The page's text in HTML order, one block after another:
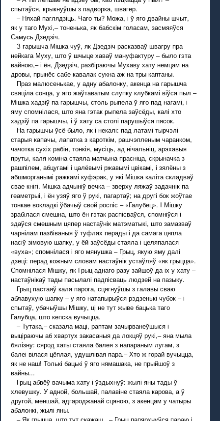
спытаўся, крыкнуўшы з падворка, швагер.
– Няхай паглядзіць. Чаго ты? Можа, і ў яго двайны шчыт,
як у таго Мухі,– тоненька, як бабскім голасам, засмяяўся
Самусь Дзедзіч.
З гарышча Мішка чуў, як Дзедзіч расказваў швагру пра
нейкага Муху, што ў шчыце хаваў мануфактуру – было гэта
вайною,– і ён, Дзедзіч, разбіраючы Мухаву хату немцам на
дровы, прынёс сабе кавалак сукна аж на тры каптаны.
Праз малюсенькае, у адну абалонку, акенца на гарышча
свяціла сонца, у яго жаўтаватым слупку клубкамі віўся пыл –
Мішка хадзіў па гарышчы, столь рыпела ў яго пад нагамі, і
яму спомнілася, што яна гэтак рыпела заўсёды, калі хто
хадзіў па гарышчы, і ў хату са столі парушыўся пясок.
На гарышчы ўсё было, як і некалі: пад латамі тырчэлі
старыя капачы, лапатка з кароткім, рашчэпленым чаранком,
чачотка сухіх рабін, тонкія, мусіць, ад нічальніц, арэхавыя
пруты, каля коміна стаяла матчына прасніца, скрыначка з
рашпілем, абцугамі і цалёвымі ржавымі цвікамі, і зялёны з
абшморганымі ражкамі куфэрак, у які Мішка каліта складваў
свае кнігі. Мішка адчыніў вечка – зверху ляжаў задачнік па
геаметрыі, і ён узяў яго ў рукі, пагартаў; на другі бок жоўтае
тонкае вокладкі ўбачыў свой роспіс – «Галубец». I Мішку
зрабілася смешна, што ён гэтак распісваўся, спомніўся і
здаўся смешным цяпер настаўнік матэматыкі, што замазваў
чарнілам пазбіваныя ў туфлях перады і да самага цяпла
насіў зімовую шапку, у ёй заўсёды стаяла і целяпалася
«вуха»; спомнілася і яго мянушка – Грыц, якую яму далі
дзеці: перад кожным словам настаўнік устаўляў «як грыцца».
Спомнілася Мішку, як Грыц аднаго разу зайшоў да іх у хату –
настаўнікаў тады пасылалі падпісваць людзей на пазыку.
Грыц пастаяў каля парога, сцягнуўшы з галавы сваю
аблавухую шапку – у яго натапырыўся рэдзенькі чубок – і
спытаў, убачыўшы Мішку, ці не тут жыве бацька таго
Галубца, што кепска вучыцца.
– Тутака,– сказала маці, раптам зачырванеўшыся і
выціраючы аб хвартух закасаныя да локцяў рукі,– яна мыла
бялізну: сярод хаты стаяла балея з напараным лугам, з
балеі вілася цёплая, удушлівая пара.– Хто ж горай вучыцца,
як не наш! Толькі бацькі ў яго нямашака, не прыйшоў з
вайны...
Грыц абвёў вачыма хату і ўздыхнуў: жылі яны тады ў
хлевушку. У адной, большай, палавіне стаяла карова, а ў
другой, меншай, адгароджанай сцяною, з акенцам у чатыры
абалонкі, жылі яны.